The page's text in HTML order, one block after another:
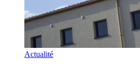
Actualité